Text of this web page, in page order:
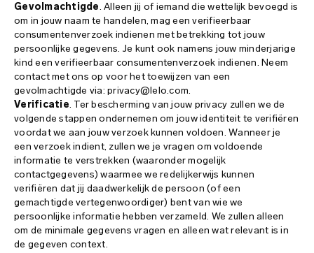
Gevolmachtigde. Alleen jij of iemand die wettelijk bevoegd is
om in jouw naam te handelen, mag een verifieerbaar
consumentenverzoek indienen met betrekking tot jouw
persoonlijke gegevens. Je kunt ook namens jouw minderjarige
kind een verifieerbaar consumentenverzoek indienen. Neem
contact met ons op voor het toewijzen van een
gevolmachtigde via: privacy@lelo.com.
Verificatie. Ter bescherming van jouw privacy zullen we de
volgende stappen ondernemen om jouw identiteit te verifiëren
voordat we aan jouw verzoek kunnen voldoen. Wanneer je
een verzoek indient, zullen we je vragen om voldoende
informatie te verstrekken (waaronder mogelijk
contactgegevens) waarmee we redelijkerwijs kunnen
verifiëren dat jij daadwerkelijk de persoon (of een
gemachtigde vertegenwoordiger) bent van wie we
persoonlijke informatie hebben verzameld. We zullen alleen
om de minimale gegevens vragen en alleen wat relevant is in
de gegeven context.